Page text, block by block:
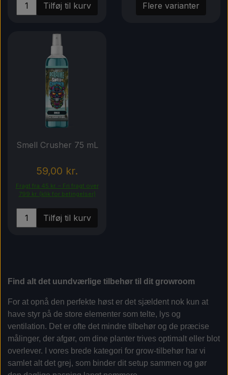
Tilføj til kurv Flere varianter
Smell Crusher 75 mL
59,00 kr.
Fragt fra 45 kr. – Fri fragt over
799 kr. (klik for betingelser)
Tilføj til kurv
Find alt det uundværlige tilbehør til dit growroom
For at opnå den perfekte høst er det sjældent nok kun at
have styr på de store elementer som telte, lys og
ventilation. Det er ofte det mindre tilbehør og de præcise
målinger, der afgør, om dine planter trives optimalt eller blot
overlever. I vores brede kategori for grow-tilbehør har vi
samlet alt det grej, som binder dit setup sammen og gør